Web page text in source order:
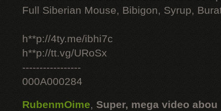
Full Siberian Mouse, Bibigon, Syrup,
h**p://4ty.me/ibhi7c
h**p://tt.vg/URoSx
-----------------
000A000284
RubenmOime, Super, mega video abou